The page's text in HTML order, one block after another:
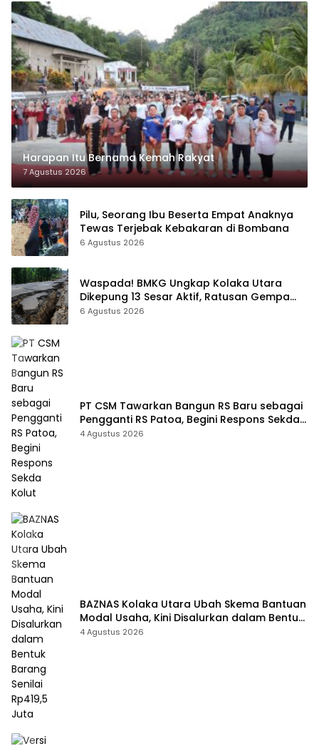
Harapan Itu Bernama Kemah Rakyat
7 Agustus 2026
Pilu, Seorang Ibu Beserta Empat Anaknya
Tewas Terjebak Kebakaran di Bombana
6 Agustus 2026
Waspada! BMKG Ungkap Kolaka Utara
Dikepung 13 Sesar Aktif, Ratusan Gempa
Sudah Terekam
6 Agustus 2026
PT CSM Tawarkan Bangun RS Baru sebagai
Pengganti RS Patoa, Begini Respons Sekda
Kolut
4 Agustus 2026
BAZNAS Kolaka Utara Ubah Skema Bantuan
Modal Usaha, Kini Disalurkan dalam Bentuk
Barang Senilai Rp419,5 Juta
4 Agustus 2026